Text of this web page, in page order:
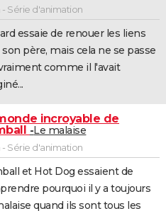
- Série d'animation
essaie de renouer les liens
son père, mais cela ne se passe
comme il l'avait
incroyable de
Le malaise
- Série d'animation
et Hot Dog essaient de
pourquoi il y a toujours
quand ils sont tous les